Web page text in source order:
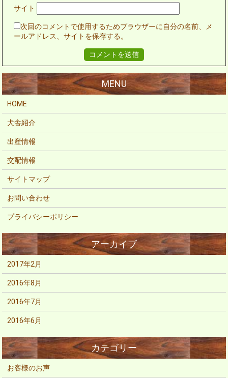
サイト
次回のコメントで使用するためブラウザーに自分の名前、メ
ールアドレス、サイトを保存する。
HOME
犬舎紹介
出産情報
交配情報
サイトマップ
お問い合わせ
プライバシーポリシー
2017年2月
2016年8月
2016年7月
2016年6月
お客様のお声